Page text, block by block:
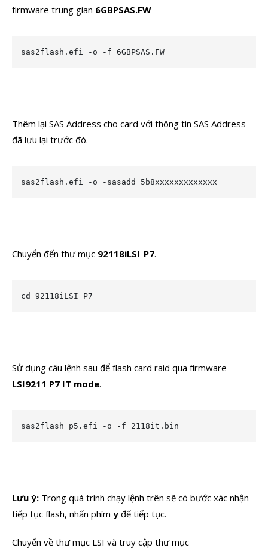
firmware trung gian 6GBPSAS.FW
sas2flash.efi -o -f 6GBPSAS.FW
Thêm lại SAS Address cho card với thông tin SAS Address
đã lưu lại trước đó.
sas2flash.efi -o -sasadd 5b8xxxxxxxxxxxxx
Chuyển đến thư mục 92118iLSI_P7.
cd 92118iLSI_P7
Sử dụng câu lệnh sau để flash card raid qua firmware
LSI9211 P7 IT mode.
sas2flash_p5.efi -o -f 2118it.bin
Lưu ý: Trong quá trình chạy lệnh trên sẽ có bước xác nhận
tiếp tục flash, nhấn phím y để tiếp tục.
Chuyển về thư mục LSI và truy cập thư mục